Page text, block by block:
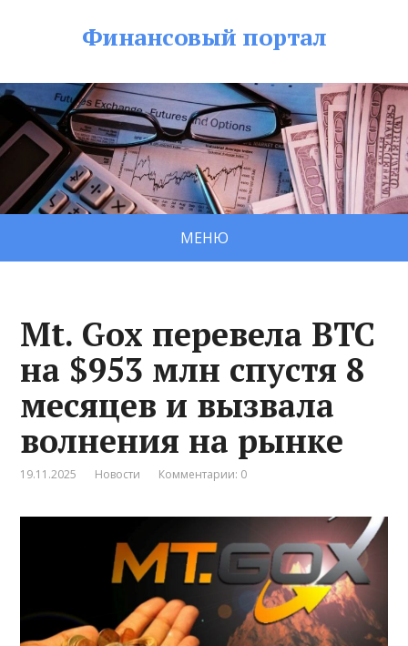
Финансовый портал
МЕНЮ
Mt. Gox перевела BTC
на $953 млн спустя 8
месяцев и вызвала
волнения на рынке
19.11.2025 Новости Комментарии: 0